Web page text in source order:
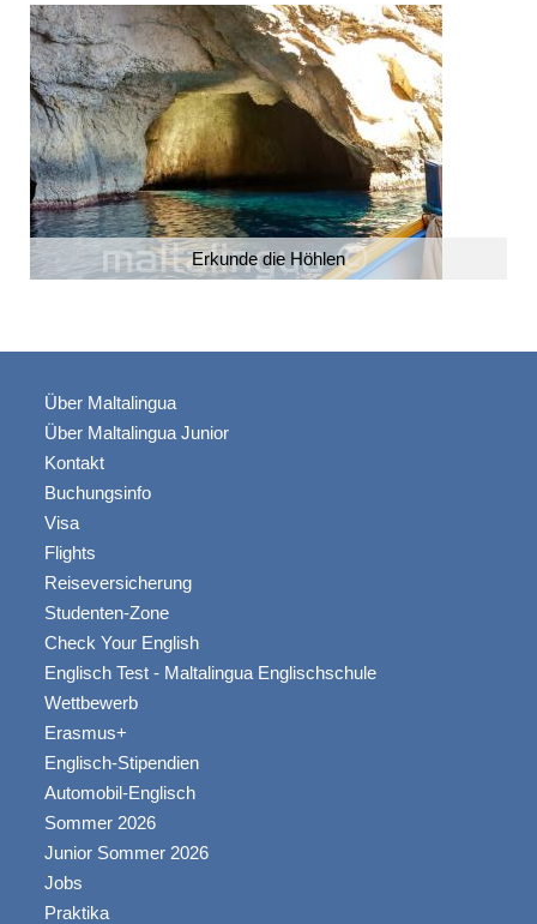
Erkunde die Höhlen
Über Maltalingua
Über Maltalingua Junior
Kontakt
Buchungsinfo
Visa
Flights
Reiseversicherung
Studenten-Zone
Check Your English
Englisch Test - Maltalingua Englischschule
Wettbewerb
Erasmus+
Englisch-Stipendien
Automobil-Englisch
Sommer 2026
Junior Sommer 2026
Jobs
Praktika